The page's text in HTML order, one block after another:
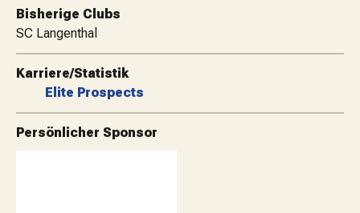
Bisherige Clubs
SC Langenthal
Karriere/Statistik
Elite Prospects
Persönlicher Sponsor